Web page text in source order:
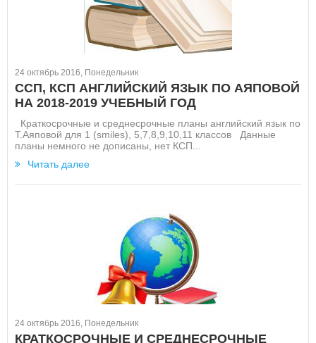
24 октябрь 2016, Понедельник
ССП, КСП АНГЛИЙСКИЙ ЯЗЫК ПО АЯПОВОЙ
НА 2018-2019 УЧЕБНЫЙ ГОД
Краткосрочные и среднесрочные планы английский язык по
Т.Аяповой для 1 (smiles), 5,7,8,9,10,11 классов Данные
планы немного не дописаны, нет КСП...
Читать далее
24 октябрь 2016, Понедельник
КРАТКОСРОЧНЫЕ И СРЕДНЕСРОЧНЫЕ